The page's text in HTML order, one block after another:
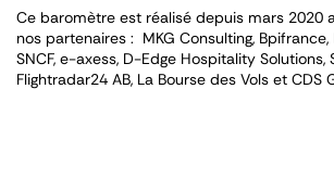
Ce baromètre est réalisé depuis mars 2020
nos partenaires : MKG Consulting, Bpifrance,
SNCF, e-axess, D-Edge Hospitality Solutions,
Flightradar24 AB, La Bourse des Vols et CDS